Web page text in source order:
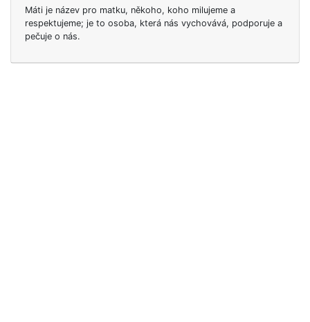
Máti je název pro matku, někoho, koho milujeme a
respektujeme; je to osoba, která nás vychovává, podporuje a
pečuje o nás.